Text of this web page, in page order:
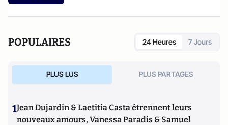
POPULAIRES 24 Heures 7 Jours
PLUS LUS PLUS PARTAGES
1Jean Dujardin & Laetitia Casta étrennent leurs
nouveaux amours, Vanessa Paradis & Samuel